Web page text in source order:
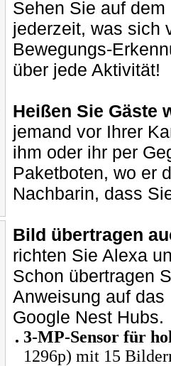
Sehen Sie auf
jederzeit, was sich
Bewegungs-
über jede Aktivität!
Heißen Sie Gäste
jemand vor Ihrer
ihm oder ihr per
Paketboten, wo er
Nachbarin, dass
Bild übertragen
richten Sie Alexa
Schon übertragen
Anweisung auf
Google Nest Hubs.
3-MP-Sensor für
1296p) mit 15